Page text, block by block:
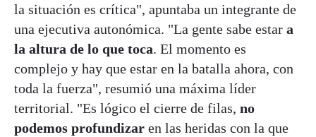
la situación es crítica", apuntaba un integrante de
una ejecutiva autonómica. "La gente sabe estar a
la altura de lo que toca. El momento es
complejo y hay que estar en la batalla ahora, con
toda la fuerza", resumió una máxima líder
territorial. "Es lógico el cierre de filas, no
podemos profundizar en las heridas con la que